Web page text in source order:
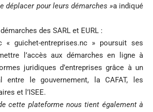
déplacer pour leurs démarches »a indiqué
des SARL et EURL :
« guichet-entreprises.nc » poursuit ses
l’accès aux démarches en ligne à
juridiques d’entreprises grâce à un
entre le gouvernement, la CAFAT, les
et l’ISEE.
cette plateforme nous tient également à